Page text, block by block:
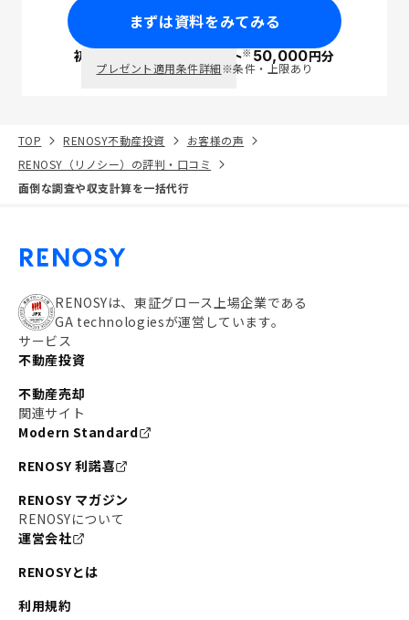
まずは資料をみてみる
初回面談で ポイント※50,000円分
プレゼント適用条件詳細※条件・上限あり
TOP RENOSY不動産投資
お客様の声
RENOSY（リノシー）の評判・口コミ
面倒な調査や収支計算を一括代行
RENOSYは、東証グロース上場企業である
GA technologiesが運営しています。
サービス
不動産投資
不動産売却
関連サイト
Modern Standard
RENOSY 利諾喜
RENOSY マガジン
RENOSYについて
運営会社
RENOSYとは
利用規約